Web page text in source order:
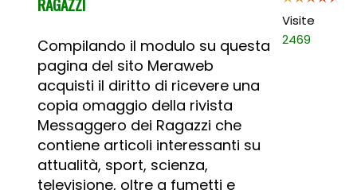
Compilando il modulo su questa
pagina del sito Meraweb
acquisti il diritto di ricevere una
copia omaggio della rivista
Messaggero dei Ragazzi che
contiene articoli interessanti su
attualità, sport, scienza,
televisione, oltre a fumetti e
Visite
2469